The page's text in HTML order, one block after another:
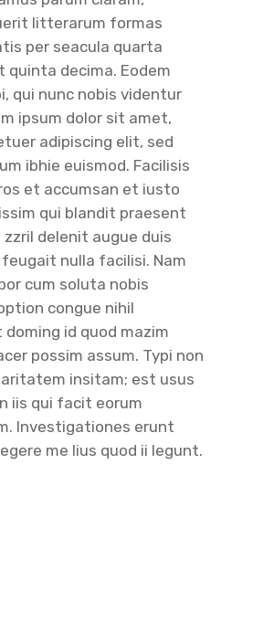
litterarum formas
per seacula quarta
quinta decima. Eodem
qui nunc nobis videntur
ipsum dolor sit amet,
adipiscing elit, sed
ibhie euismod. Facilisis
et accumsan et iusto
qui blandit praesent
delenit augue duis
nulla facilisi. Nam
cum soluta nobis
congue nihil
doming id quod mazim
possim assum. Typi non
insitam; est usus
iis qui facit eorum
Investigationes erunt
me lius quod ii legunt.